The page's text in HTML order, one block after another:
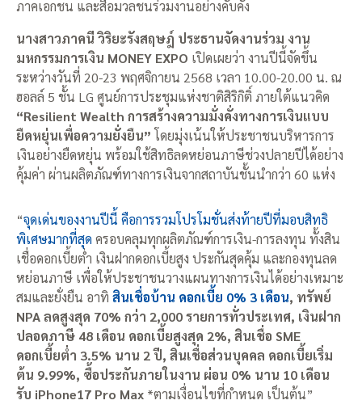
ภาคเอกชน และสื่อมวลชนร่วมงานอย่างคับคั่ง
นางสาวภาคนี วิริยะรังสฤษฎ์ ประธานจัดงานร่วม งาน
มหกรรมการเงิน MONEY EXPO เปิดเผยว่า งานปีนี้จัดขึ้น
ระหว่างวันที่ 20-23 พฤศจิกายน 2568 เวลา 10.00-20.00 น. ณ
ฮอลล์ 5 ชั้น LG ศูนย์การประชุมแห่งชาติสิริกิติ์ ภายใต้แนวคิด
“Resilient Wealth การสร้างความมั่งคั่งทางการเงินแบบ
ยืดหยุ่นเพื่อความยั่งยืน” โดยมุ่งเน้นให้ประชาชนบริหารการ
เงินอย่างยืดหยุ่น พร้อมใช้สิทธิลดหย่อนภาษีช่วงปลายปีได้อย่าง
คุ้มค่า ผ่านผลิตภัณฑ์ทางการเงินจากสถาบันชั้นนำกว่า 60 แห่ง
“จุดเด่นของงานปีนี้ คือการรวมโปรโมชั่นส่งท้ายปีที่มอบสิทธิ
พิเศษมากที่สุด ครอบคลุมทุกผลิตภัณฑ์การเงิน-การลงทุน ทั้งสิน
เชื่อดอกเบี้ยต่ำ เงินฝากดอกเบี้ยสูง ประกันสุดคุ้ม และกองทุนลด
หย่อนภาษี เพื่อให้ประชาชนวางแผนทางการเงินได้อย่างเหมาะ
สมและยั่งยืน อาทิ สินเชื่อบ้าน ดอกเบี้ย 0% 3 เดือน, ทรัพย์
NPA ลดสูงสุด 70% กว่า 2,000 รายการทั่วประเทศ, เงินฝาก
ปลอดภาษี 48 เดือน ดอกเบี้ยสูงสุด 2%, สินเชื่อ SME
ดอกเบี้ยต่ำ 3.5% นาน 2 ปี, สินเชื่อส่วนบุคคล ดอกเบี้ยเริ่ม
ต้น 9.99%, ซื้อประกันภายในงาน ผ่อน 0% นาน 10 เดือน
รับ iPhone17 Pro Max *ตามเงื่อนไขที่กำหนด เป็นต้น”